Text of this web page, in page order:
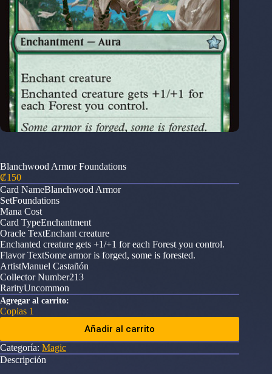
Blanchwood Armor Foundations
₡150
Card NameBlanchwood Armor
SetFoundations
Mana Cost
Card TypeEnchantment
Oracle TextEnchant creature
Enchanted creature gets +1/+1 for each Forest you control.
Flavor TextSome armor is forged, some is forested.
ArtistManuel Castañón
Collector Number213
RarityUncommon
Agregar al carrito:
Copias 1
Añadir al carrito
Categoría: Magic
Descripción